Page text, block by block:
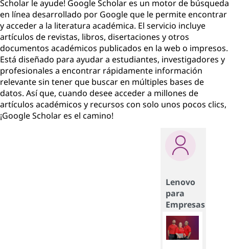
Scholar le ayude! Google Scholar es un motor de búsqueda
en línea desarrollado por Google que le permite encontrar
y acceder a la literatura académica. El servicio incluye
artículos de revistas, libros, disertaciones y otros
documentos académicos publicados en la web o impresos.
Está diseñado para ayudar a estudiantes, investigadores y
profesionales a encontrar rápidamente información
relevante sin tener que buscar en múltiples bases de
datos. Así que, cuando desee acceder a millones de
artículos académicos y recursos con solo unos pocos clics,
¡Google Scholar es el camino!
Lenovo
para
Empresas